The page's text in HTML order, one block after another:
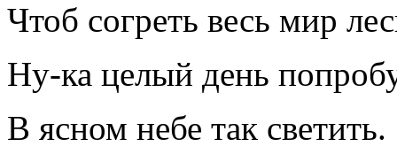
Чтоб согреть весь мир
Ну-ка целый день
В ясном небе так светить.